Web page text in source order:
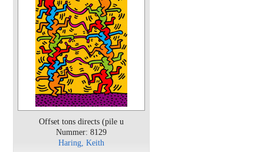
Offset tons directs (pile u
Nummer: 8129
Haring, Keith